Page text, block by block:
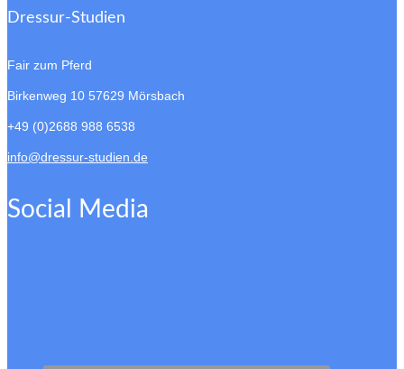
Dressur-Studien
Fair zum Pferd
Birkenweg 10 57629 Mörsbach
+49 (0)2688 988 6538
info@dressur-studien.de
Social Media